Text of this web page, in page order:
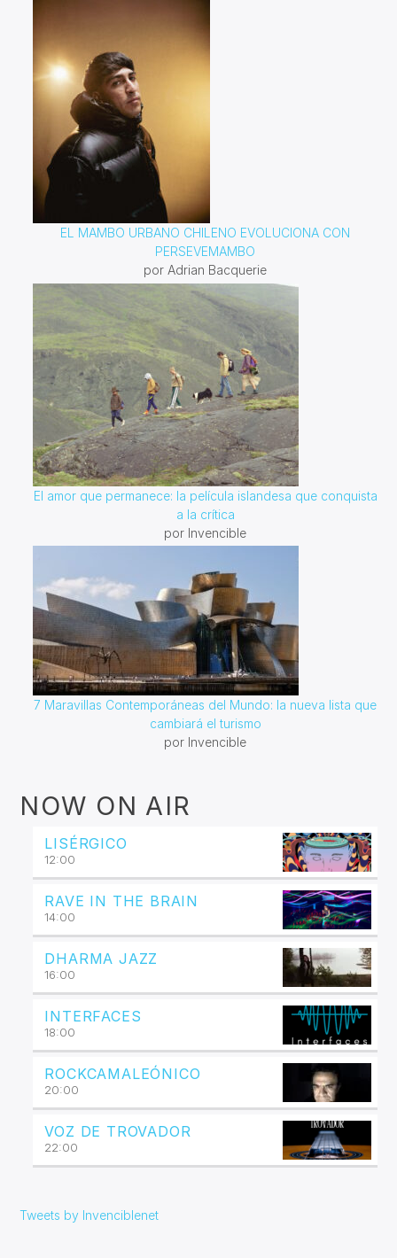
EL MAMBO URBANO CHILENO EVOLUCIONA CON
PERSEVEMAMBO
por Adrian Bacquerie
El amor que permanece: la película islandesa que conquista
a la crítica
por Invencible
7 Maravillas Contemporáneas del Mundo: la nueva lista que
cambiará el turismo
por Invencible
NOW ON AIR
LISÉRGICO
12:00
RAVE IN THE BRAIN
14:00
DHARMA JAZZ
16:00
INTERFACES
18:00
ROCKCAMALEÓNICO
20:00
VOZ DE TROVADOR
22:00
Tweets by Invenciblenet